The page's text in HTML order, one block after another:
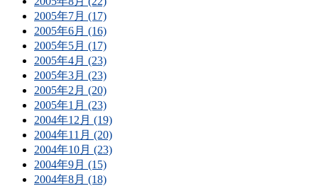
2005年7月 (17)
2005年6月 (16)
2005年5月 (17)
2005年4月 (23)
2005年3月 (23)
2005年2月 (20)
2005年1月 (23)
2004年12月 (19)
2004年11月 (20)
2004年10月 (23)
2004年9月 (15)
2004年8月 (18)